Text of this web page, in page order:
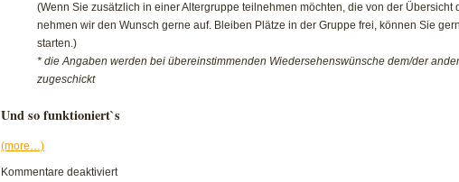
(Wenn Sie zusätzlich in einer Altergruppe teilnehmen möchten, die von der Übersicht
nehmen wir den Wunsch gerne auf. Bleiben Plätze in der Gruppe frei, können Sie
starten.)
* die Angaben werden bei übereinstimmenden Wiedersehenswünsche dem/der
zugeschickt
Und so funktioniert`s
(more…)
Kommentare deaktiviertfür